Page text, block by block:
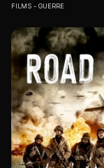
FILMS GUERRE